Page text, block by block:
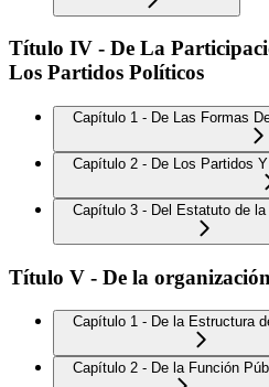
Título IV - De La
Los Partidos Políticos
Capítulo 1 - De Las Formas
Capítulo 2 - De Los Partidos
Capítulo 3 - Del Estatuto de
Título V - De la
Capítulo 1 - De la Estructura
Capítulo 2 - De la Función